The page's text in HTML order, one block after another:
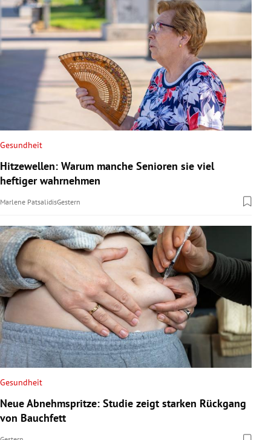
Gesundheit
Hitzewellen: Warum manche Senioren sie viel
heftiger wahrnehmen
Marlene PatsalidisGestern
Gesundheit
Neue Abnehmspritze: Studie zeigt starken Rückgang
von Bauchfett